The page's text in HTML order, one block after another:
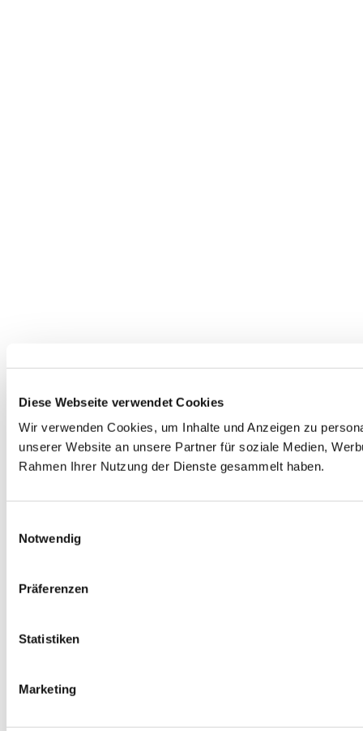
Diese Webseite verwendet Cookies
Wir verwenden Cookies, um Inhalte und Anzeigen zu
unserer Website an unsere Partner für soziale Medien,
Rahmen Ihrer Nutzung der Dienste gesammelt haben.
Notwendig
Präferenzen
Statistiken
Marketing